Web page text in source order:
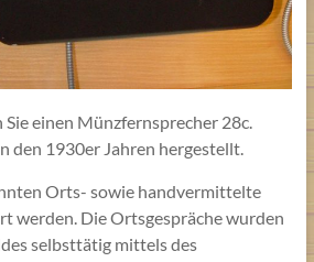
einen Münzfernsprecher 28c.
den 1930er Jahren hergestellt.
Orts- sowie handvermittelte
werden. Die Ortsgespräche wurden
selbsttätig mittels des